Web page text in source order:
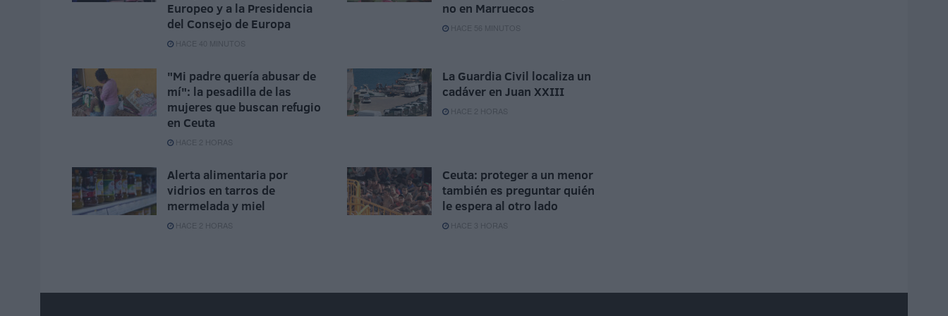
Europeo y a la Presidencia
del Consejo de Europa
HACE 40 MINUTOS
no en Marruecos
HACE 56 MINUTOS
"Mi padre quería abusar de
mí": la pesadilla de las
mujeres que buscan refugio
en Ceuta
HACE 2 HORAS
La Guardia Civil localiza un
cadáver en Juan XXIII
HACE 2 HORAS
Alerta alimentaria por
vidrios en tarros de
mermelada y miel
HACE 2 HORAS
Ceuta: proteger a un menor
también es preguntar quién
le espera al otro lado
HACE 3 HORAS